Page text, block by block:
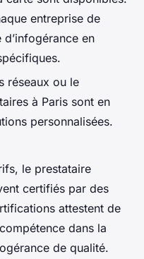
entreprise de
en
réseaux ou le
à Paris sont en
personnalisées.
le prestataire
certifiés par des
attestent de
dans la
de qualité.